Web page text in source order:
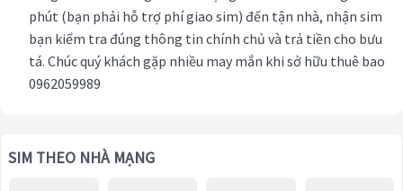
phút (bạn phải hỗ trợ phí giao sim) đến tận nhà, nhận sim
bạn kiểm tra đúng thông tin chính chủ và trả tiền cho bưu
tá. Chúc quý khách gặp nhiều may mắn khi sở hữu thuê bao
0962059989
SIM THEO NHÀ MẠNG